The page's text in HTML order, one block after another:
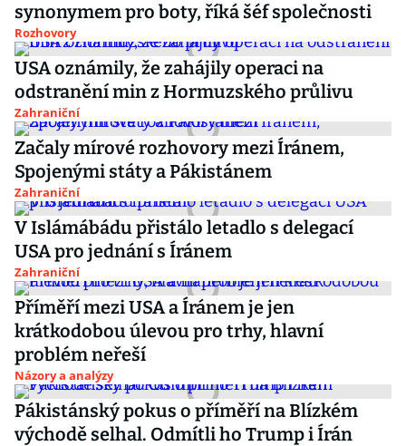
synonymem pro boty, říká šéf společnosti
Rozhovory
USA oznámily, že zahájily operaci na
odstranění min z Hormuzského průlivu
Zahraniční
Začaly mírové rozhovory mezi Íránem,
Spojenými státy a Pákistánem
Zahraniční
V Islámábádu přistálo letadlo s delegací
USA pro jednání s Íránem
Zahraniční
Příměří mezi USA a Íránem je jen
krátkodobou úlevou pro trhy, hlavní
problém neřeší
Názory a analýzy
Pákistánský pokus o příměří na Blízkém
východě selhal. Odmítli ho Trump i Írán